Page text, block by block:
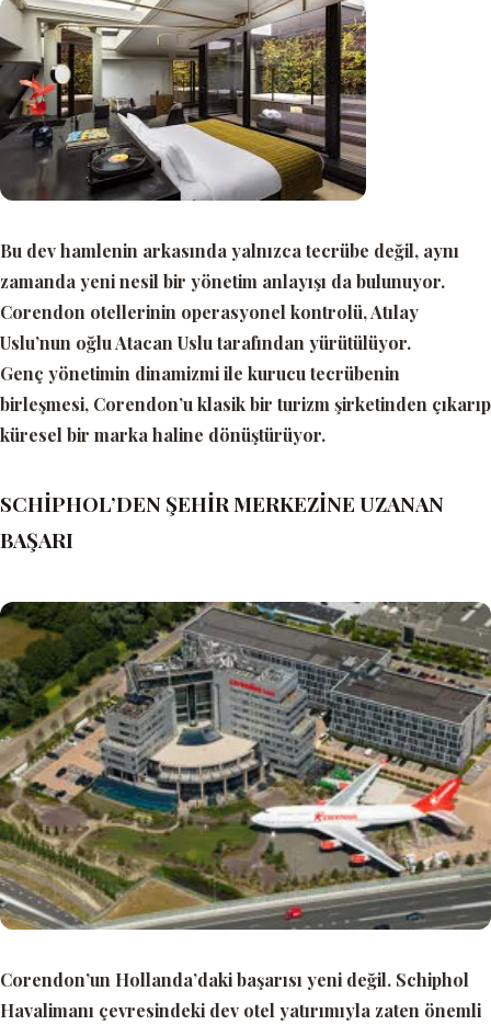
Bu dev hamlenin arkasında yalnızca tecrübe değil, aynı
zamanda yeni nesil bir yönetim anlayışı da bulunuyor.
Corendon otellerinin operasyonel kontrolü, Atılay
Uslu’nun oğlu Atacan Uslu tarafından yürütülüyor.
Genç yönetimin dinamizmi ile kurucu tecrübenin
birleşmesi, Corendon’u klasik bir turizm şirketinden çıkarıp
küresel bir marka haline dönüştürüyor.
SCHİPHOL’DEN ŞEHİR MERKEZİNE UZANAN
BAŞARI
Corendon’un Hollanda’daki başarısı yeni değil. Schiphol
Havalimanı çevresindeki dev otel yatırımıyla zaten önemli